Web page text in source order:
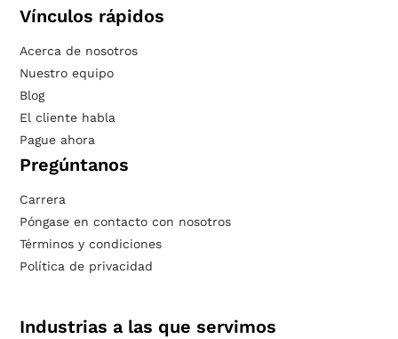
Vínculos rápidos
Acerca de nosotros
Nuestro equipo
Blog
El cliente habla
Pague ahora
Pregúntanos
Carrera
Póngase en contacto con nosotros
Términos y condiciones
Política de privacidad
Industrias a las que servimos